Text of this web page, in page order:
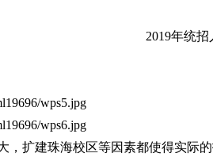
2019年统
wps5.jpg
wps6.jpg
扩建珠海校区等因素都使得实际